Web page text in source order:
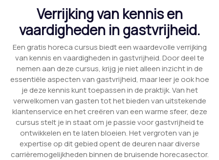
Verrijking van kennis en
vaardigheden in gastvrijheid.
Een gratis horeca cursus biedt een waardevolle verrijking
van kennis en vaardigheden in gastvrijheid. Door deel te
nemen aan deze cursus, krijg je niet alleen inzicht in de
essentiële aspecten van gastvrijheid, maar leer je ook hoe
je deze kennis kunt toepassen in de praktijk. Van het
verwelkomen van gasten tot het bieden van uitstekende
klantenservice en het creëren van een warme sfeer, deze
cursus stelt je in staat om je passie voor gastvrijheid te
ontwikkelen en te laten bloeien. Het vergroten van je
expertise op dit gebied opent de deuren naar diverse
carrièremogelijkheden binnen de bruisende horecasector.